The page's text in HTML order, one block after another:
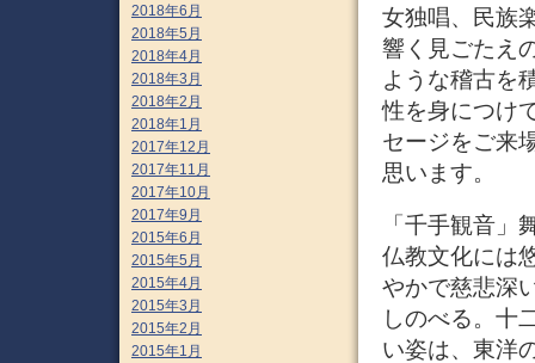
女独唱、民族
響く見ごたえ
ような稽古を
性を身につけ
セージをご来
思います。
「千手観音
仏教文化には
やかで慈悲深
しのべる。十
い姿は、東洋
2018年6月
2018年5月
2018年4月
2018年3月
2018年2月
2018年1月
2017年12月
2017年11月
2017年10月
2017年9月
2015年6月
2015年5月
2015年4月
2015年3月
2015年2月
2015年1月